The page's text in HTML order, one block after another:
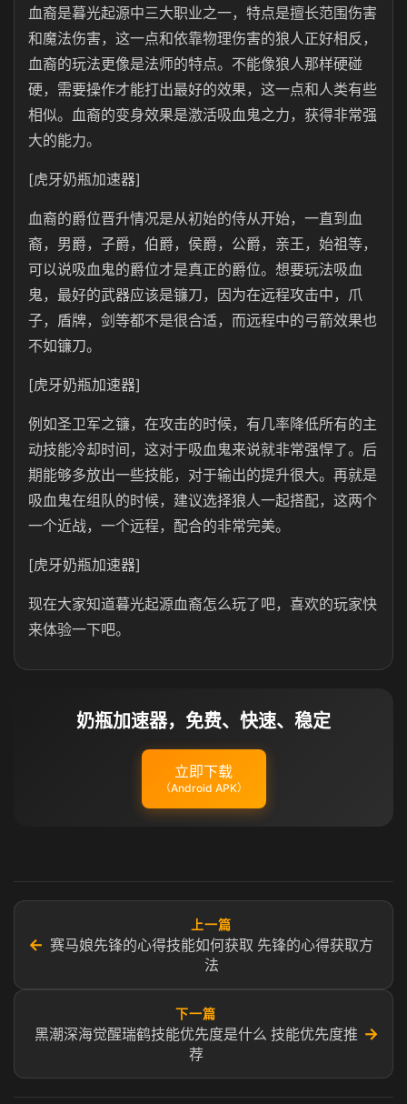
血裔是暮光起源中三大职业之一，特点是擅长范围伤害
和魔法伤害，这一点和依靠物理伤害的狼人正好相反，
血裔的玩法更像是法师的特点。不能像狼人那样硬碰
硬，需要操作才能打出最好的效果，这一点和人类有些
相似。血裔的变身效果是激活吸血鬼之力，获得非常强
大的能力。
[虎牙奶瓶加速器]
血裔的爵位晋升情况是从初始的侍从开始，一直到血
裔，男爵，子爵，伯爵，侯爵，公爵，亲王，始祖等，
可以说吸血鬼的爵位才是真正的爵位。想要玩法吸血
鬼，最好的武器应该是镰刀，因为在远程攻击中，爪
子，盾牌，剑等都不是很合适，而远程中的弓箭效果也
不如镰刀。
[虎牙奶瓶加速器]
例如圣卫军之镰，在攻击的时候，有几率降低所有的主
动技能冷却时间，这对于吸血鬼来说就非常强悍了。后
期能够多放出一些技能，对于输出的提升很大。再就是
吸血鬼在组队的时候，建议选择狼人一起搭配，这两个
一个近战，一个远程，配合的非常完美。
[虎牙奶瓶加速器]
现在大家知道暮光起源血裔怎么玩了吧，喜欢的玩家快
来体验一下吧。
奶瓶加速器，免费、快速、稳定
立即下载
（Android APK）
←
上一篇
赛马娘先锋的心得技能如何获取 先锋的心得获取方
法
下一篇
黑潮深海觉醒瑞鹤技能优先度是什么 技能优先度推
荐
→